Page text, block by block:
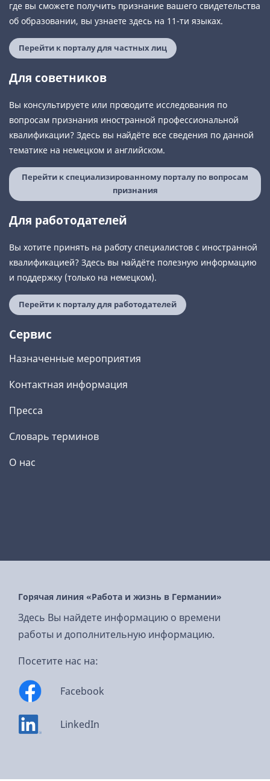
где вы сможете получить признание вашего свидетельства
об образовании, вы узнаете здесь на 11-ти языках.
Перейти к порталу для частных лиц
Для советников
Вы консультируете или проводите исследования по
вопросам признания иностранной профессиональной
квалификации? Здесь вы найдёте все сведения по данной
тематике на немецком и английском.
Перейти к специализированному порталу по вопросам
признания
Для работодателей
Вы хотите принять на работу специалистов с иностранной
квалификацией? Здесь вы найдёте полезную информацию
и поддержку (только на немецком).
Перейти к порталу для работодателей
Сервис
Назначенные мероприятия
Контактная информация
Пресса
Словарь терминов
О нас
Горячая линия «Работа и жизнь в Германии»
Здесь Вы найдете информацию о времени
работы и дополнительную информацию.
Посетите нас на:
Facebook
LinkedIn